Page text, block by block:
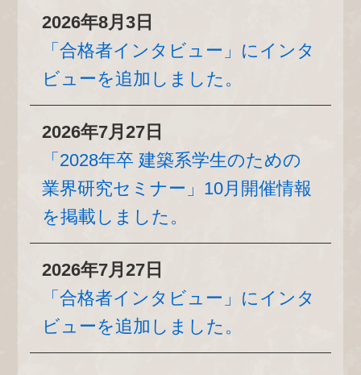
2026年8月3日
「合格者インタビュー」にインタ
ビューを追加しました。
2026年7月27日
「2028年卒 建築系学生のための
業界研究セミナー」10月開催情報
を掲載しました。
2026年7月27日
「合格者インタビュー」にインタ
ビューを追加しました。